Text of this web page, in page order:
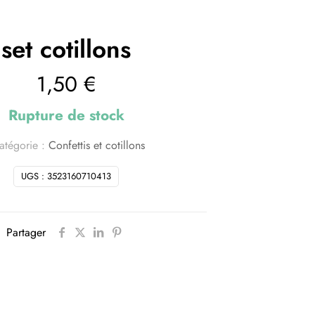
set cotillons
1,50 €
Rupture de stock
UGS : 3523160710413
: Confettis et cotillons
Partager